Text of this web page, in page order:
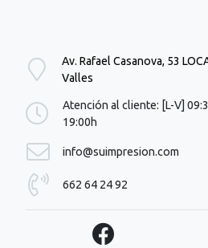
Av. Rafael Casanova, 53
Valles
Atención al cliente: [L-V]
19:00h
info@suimpresion.com
662 64 24 92